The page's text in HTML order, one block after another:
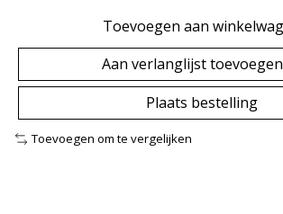
Toevoegen aan
Aan verlanglijst toevoegen
Plaats bestelling
Toevoegen om te vergelijken